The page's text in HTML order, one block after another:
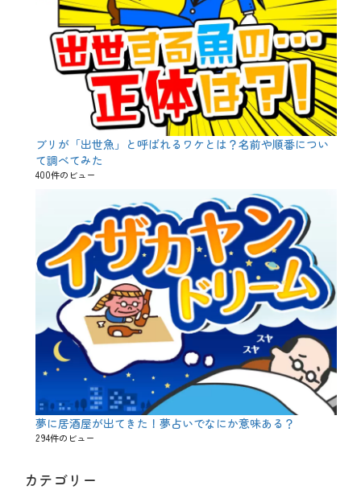
ブリが「出世魚」と呼ばれるワケとは？名前や順番につい
て調べてみた
400件のビュー
夢に居酒屋が出てきた！夢占いでなにか意味ある？
294件のビュー
カテゴリー